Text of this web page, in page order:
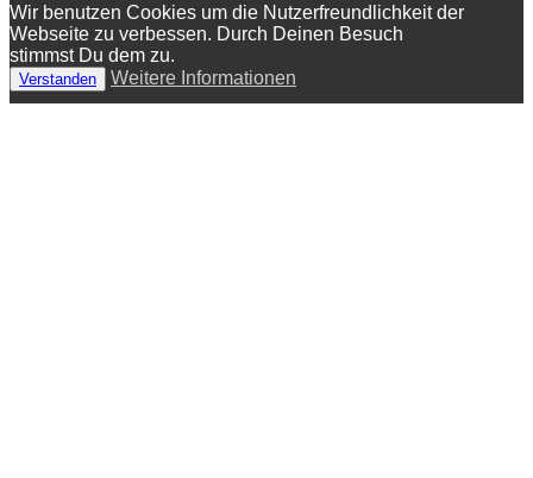
Wir benutzen Cookies um die Nutzerfreundlichkeit der
Webseite zu verbessen. Durch Deinen Besuch
stimmst Du dem zu.
Verstanden Weitere Informationen